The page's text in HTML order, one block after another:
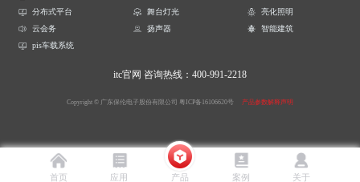
分布式平台
舞台灯光
亮化照明
云会务
扬声器
智能建筑
pis车载系统
itc官网 咨询热线：400-991-2218
Copyright © 广东保伦电子股份有限公司 粤ICP备16106620号 产品参数解释声明
首页 应用 产品 案例 关于